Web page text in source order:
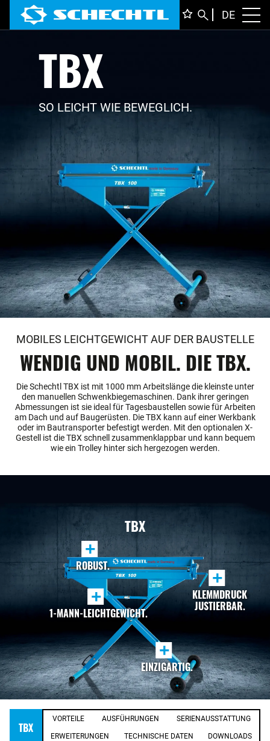
DE
TBX
SO LEICHT WIE BEWEGLICH.
MOBILES LEICHTGEWICHT AUF DER BAUSTELLE
WENDIG UND MOBIL. DIE TBX.
Die Schechtl TBX ist mit 1000 mm Arbeitslänge die kleinste unter
den manuellen Schwenkbiegemaschinen. Dank ihrer geringen
Abmessungen ist sie ideal für Tagesbaustellen sowie für Arbeiten
am Dach und auf Baugerüsten. Die TBX kann auf einer Werkbank
oder im Bautransporter befestigt werden. Mit den optionalen X-
Gestell ist die TBX schnell zusammenklappbar und kann bequem
wie ein Trolley hinter sich hergezogen werden.
TBX
+
ROBUST.
+
KLEMMDRUCK
JUSTIERBAR.
+
1-MANN-LEICHTGEWICHT.
+
EINZIGARTIG.
TBX
VORTEILE AUSFÜHRUNGEN SERIENAUSSTATTUNG
ERWEITERUNGEN TECHNISCHE DATEN DOWNLOADS